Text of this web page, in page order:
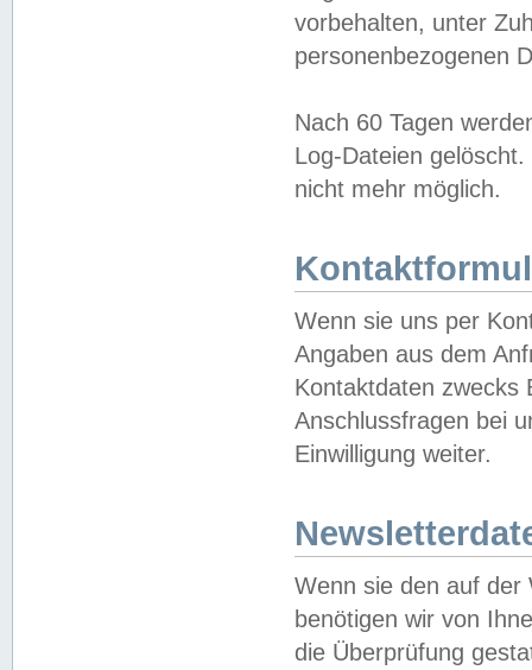
vorbehalten, unter
personenbezogenen
Nach 60 Tagen
Log-Dateien
nicht mehr möglich.
Wenn sie uns per
Angaben aus dem
Kontaktdaten zwecks
Anschlussfragen bei
Einwilligung weiter.
Wenn sie den auf der
benötigen wir von
die Überprüfung